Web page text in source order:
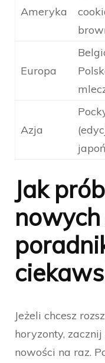
Ameryka
Europa
Azja
Jak
nowych
Jeżeli chcesz
horyzonty,
nowości na raz.